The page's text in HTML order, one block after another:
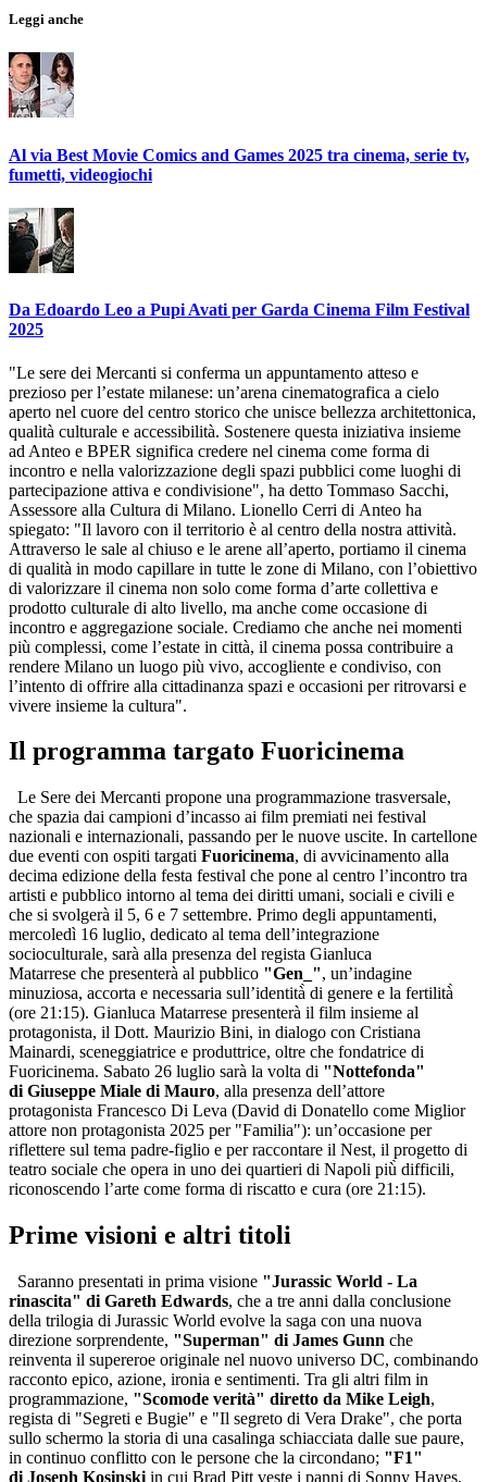
Leggi anche
Al via Best Movie Comics and Games 2025 tra cinema, serie tv,
fumetti, videogiochi
Da Edoardo Leo a Pupi Avati per Garda Cinema Film Festival
2025
"Le sere dei Mercanti si conferma un appuntamento atteso e
prezioso per l’estate milanese: un’arena cinematografica a cielo
aperto nel cuore del centro storico che unisce bellezza architettonica,
qualità culturale e accessibilità. Sostenere questa iniziativa insieme
ad Anteo e BPER significa credere nel cinema come forma di
incontro e nella valorizzazione degli spazi pubblici come luoghi di
partecipazione attiva e condivisione", ha detto Tommaso Sacchi,
Assessore alla Cultura di Milano. Lionello Cerri di Anteo ha
spiegato: "Il lavoro con il territorio è al centro della nostra attività.
Attraverso le sale al chiuso e le arene all’aperto, portiamo il cinema
di qualità in modo capillare in tutte le zone di Milano, con l’obiettivo
di valorizzare il cinema non solo come forma d’arte collettiva e
prodotto culturale di alto livello, ma anche come occasione di
incontro e aggregazione sociale. Crediamo che anche nei momenti
più complessi, come l’estate in città, il cinema possa contribuire a
rendere Milano un luogo più vivo, accogliente e condiviso, con
l’intento di offrire alla cittadinanza spazi e occasioni per ritrovarsi e
vivere insieme la cultura".
Il programma targato Fuoricinema
Le Sere dei Mercanti propone una programmazione trasversale,
che spazia dai campioni d’incasso ai film premiati nei festival
nazionali e internazionali, passando per le nuove uscite. In cartellone
due eventi con ospiti targati Fuoricinema, di avvicinamento alla
decima edizione della festa festival che pone al centro l’incontro tra
artisti e pubblico intorno al tema dei diritti umani, sociali e civili e
che si svolgerà il 5, 6 e 7 settembre. Primo degli appuntamenti,
mercoledì 16 luglio, dedicato al tema dell’integrazione
socioculturale, sarà alla presenza del regista Gianluca
Matarrese che presenterà al pubblico "Gen_", un’indagine
minuziosa, accorta e necessaria sull’identità̀ di genere e la fertilità̀
(ore 21:15). Gianluca Matarrese presenterà il film insieme al
protagonista, il Dott. Maurizio Bini, in dialogo con Cristiana
Mainardi, sceneggiatrice e produttrice, oltre che fondatrice di
Fuoricinema. Sabato 26 luglio sarà la volta di "Nottefonda"
di Giuseppe Miale di Mauro, alla presenza dell’attore
protagonista Francesco Di Leva (David di Donatello come Miglior
attore non protagonista 2025 per "Familia"): un’occasione per
riflettere sul tema padre-figlio e per raccontare il Nest, il progetto di
teatro sociale che opera in uno dei quartieri di Napoli più̀ difficili,
riconoscendo l’arte come forma di riscatto e cura (ore 21:15).
Prime visioni e altri titoli
Saranno presentati in prima visione "Jurassic World - La
rinascita" di Gareth Edwards, che a tre anni dalla conclusione
della trilogia di Jurassic World evolve la saga con una nuova
direzione sorprendente, "Superman" di James Gunn che
reinventa il supereroe originale nel nuovo universo DC, combinando
racconto epico, azione, ironia e sentimenti. Tra gli altri film in
programmazione, "Scomode verità" diretto da Mike Leigh,
regista di "Segreti e Bugie" e "Il segreto di Vera Drake", che porta
sullo schermo la storia di una casalinga schiacciata dalle sue paure,
in continuo conflitto con le persone che la circondano; "F1"
di Joseph Kosinski in cui Brad Pitt veste i panni di Sonny Hayes,